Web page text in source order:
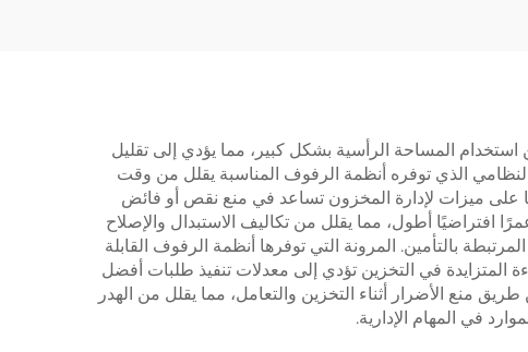
استخدام المساحة الرأسية بشكل كبير، مما يؤدي إلى تقليل
الذي توفره أنظمة الرفوف المناسبة يقلل من وقت
على ميزات لإدارة المخزون تساعد في منع نقص أو فائض
أطول، مما يقلل من تكاليف الاستبدال والإصلاح
بالتأمين. المرونة التي توفرها أنظمة الرفوف القابلة
المتزايدة في التخزين تؤدي إلى معدلات تنفيذ طلبات أفضل
منع الأضرار أثناء التخزين والتعامل، مما يقلل من الهدر
في المهام الإدارية.